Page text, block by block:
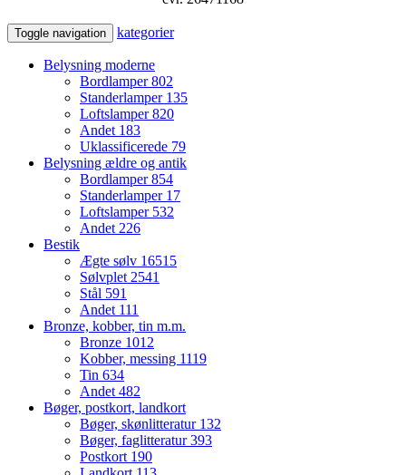
Toggle navigation kategorier
Belysning moderne
Bordlamper802
Standerlamper 135
Loftslamper820
Andet 183
Uklassificerede 79
Belysning ældre og antik
Bordlamper854
Standerlamper 17
Loftslamper 532
Andet226
Bestik
Ægte sølv 16515
Sølvplet2541
Stål 591
Andet 111
Bronze, kobber, tin m.m.
Bronze 1012
Kobber, messing 1119
Tin 634
Andet482
Bøger, postkort, landkort
Bøger, skønlitteratur 132
Bøger, faglitteratur393
Postkort 190